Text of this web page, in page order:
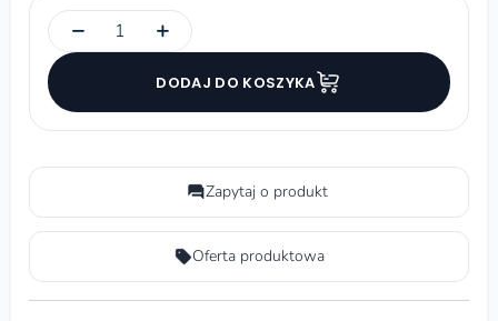
− +
DODAJ DO KOSZYKA
Zapytaj o produkt
Oferta produktowa